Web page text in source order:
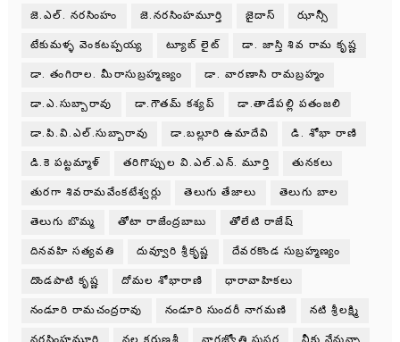
జె.ఎల్. నరసింహం జె.నరసింహమూర్తి జైదాస్ ఝాన్సీ
టేకుమళ్ళ వెంకటప్పయ్య ట్యూబ్ లైట్ డా. జాస్తి శివ రామ కృష్ణ
డా. తంగిరాల. మీరాసుబ్రహ్మణ్యం డా. వారణాసి రామబ్రహ్మం
డా.ఎ.సుబ్బారావు డా.గౌతమ్ కశ్యప్ డా.తాడేపల్లి పతంజలి
డా.పి.వి.ఎల్.సుబ్బారావు డా.బల్లూరి ఉమాదేవి డి. శోభా రాణి
డి.కె పట్టమ్మాళ్ తరిగొప్పుల వి.ఎల్.ఎన్. మూర్తి తునకలు
తురగా శివరామవేంకటేశ్వర్లు తెలుగు తేజాలు తెలుగు బాల
తెలుగు బొమ్మ తోటా రాజేంద్రబాబు తోలేటి రాజేష్
దినవహి సత్యవతి దువ్వూరి శ్రీకృష్ణ దేవరకొండ సుబ్రహ్మణ్యం
దొండపాటి కృష్ణ దోమల శోభారాణి ధారావాహికలు
నండూరి రామచంద్రరావు నండూరి సుందరీ నాగమణి నటి శ్రీలక్ష్మి